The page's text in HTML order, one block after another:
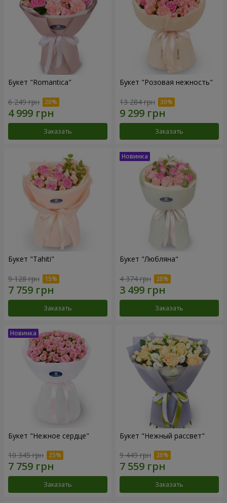
Букет "Romantica"
6 249 грн
Заказать
Букет "Розовая нежность"
13 284 грн
Заказать
Букет "Tahiti"
9 128 грн
Заказать
Букет "Любляна"
4 374 грн
Заказать
Букет "Нежное сердце"
10 345 грн
Заказать
Букет "Нежный рассвет"
9 449 грн
Заказать